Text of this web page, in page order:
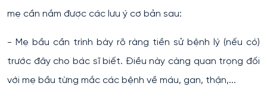
mẹ cần nắm được các lưu ý cơ bản sau:
- Mẹ bầu cần trình bày rõ ràng tiền sử bệnh lý (nếu có)
trước đây cho bác sĩ biết. Điều này càng quan trọng đối
với mẹ bầu từng mắc các bệnh về máu, gan, thận,...